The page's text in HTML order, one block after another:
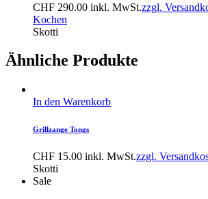
CHF 290.00 inkl. MwSt.zzgl.
Kochen
Skotti
Ähnliche Produkte
In den Warenkorb
Grillzange Tongs
CHF 15.00 inkl. MwSt.zzgl.
Skotti
Sale